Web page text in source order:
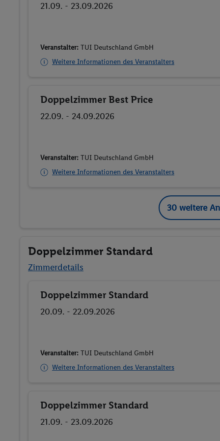
21.09. - 23.09.2026
Veranstalter: TUI Deutschland GmbH
Weitere Informationen des Veranstalters
Buchen
Doppelzimmer Best Price
22.09. - 24.09.2026
Veranstalter: TUI Deutschland GmbH
Weitere Informationen des Veranstalters
30 weitere
Doppelzimmer Standard
Zimmerdetails
Buchen
Doppelzimmer Standard
20.09. - 22.09.2026
Veranstalter: TUI Deutschland GmbH
Weitere Informationen des Veranstalters
Buchen
Doppelzimmer Standard
21.09. - 23.09.2026